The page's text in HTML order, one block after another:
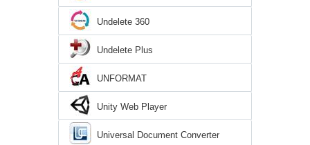
Undelete 360
Undelete Plus
UNFORMAT
Unity Web Player
Universal Document Converter